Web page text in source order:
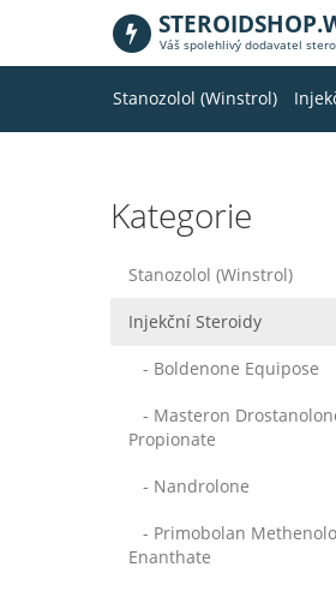
Váš spolehlivý dodavatel
Stanozolol (Winstrol)
Kategorie
Stanozolol (Winstrol)
Injekční Steroidy
- Boldenone Equipose
- Masteron
Propionate
- Nandrolone
- Primobolan
Enanthate